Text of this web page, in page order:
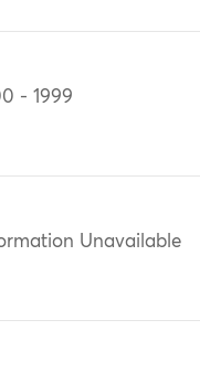
- 1999
Unavailable